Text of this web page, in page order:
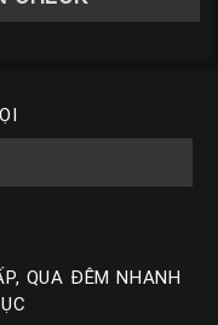
QUA ĐÊM NHANH